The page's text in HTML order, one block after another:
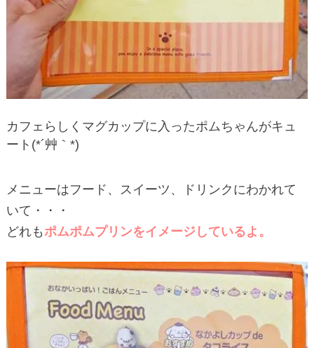
カフェらしくマグカップに入ったポムちゃんがキュ
ート(*´艸｀*)
メニューはフード、スイーツ、ドリンクにわかれて
いて・・・
どれも ポムポムプリンをイメージしているよ。